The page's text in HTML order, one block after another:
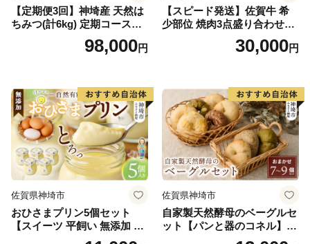
【定期便3回】神埼産 天然は
ちみつ(計6kg) 定期コースH
【国産 神埼産 おすすめ 無添
加 贈り物 定期便】(H049133)
98,000円
【スピード発送】佐賀牛 希
少部位 焼肉3点盛り合わせ
【赤身系さっぱり】600g（2
00g×3種）A5 A4【希少 国産
30,000円
佐賀県神埼市
おひさまプリン5個セット
【スイーツ 平飼い 無添加 有
精卵 ミルン牧場 牛乳 プリン
佐賀県神埼市
自家製天然酵母のベーグルセ
ット【パンと器のコネル】
【パンと器のコネル もっち